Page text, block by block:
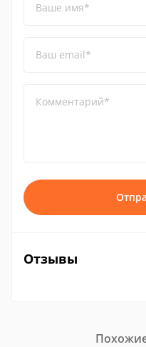
Ваше имя*
Ваш email*
Комментарий*
Отзывы